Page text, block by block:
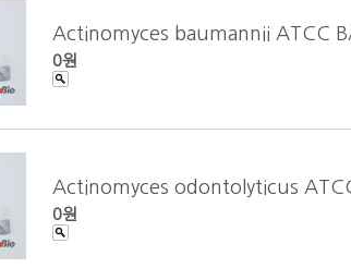
Actinomyces baumannii ATCC
0원
Actinomyces odontolyticus
0원